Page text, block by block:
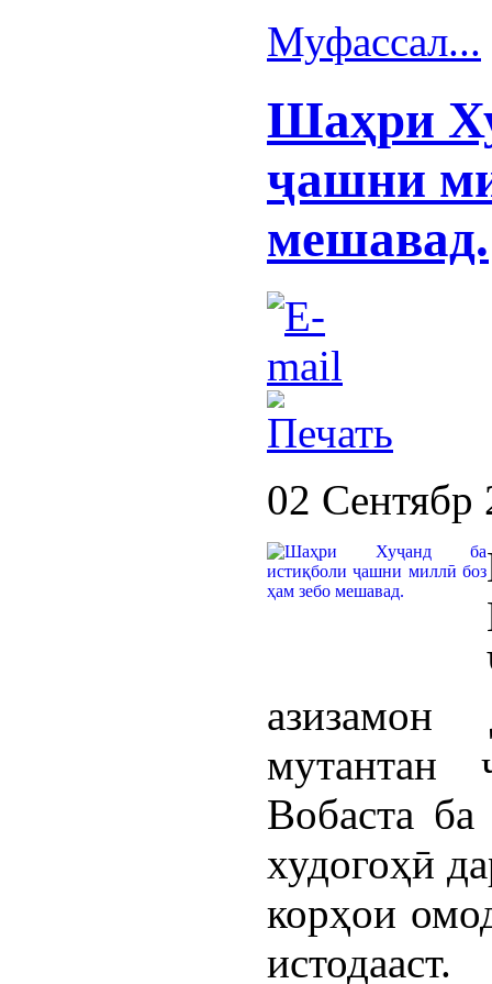
Муфассал...
Шаҳри
ҷашни
мешавад.
02 Сентябр
азизамон
мутантан
Вобаста
худогоҳӣ
корҳои
истодааст.